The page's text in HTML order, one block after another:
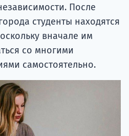
После
студенты находятся
вначале им
со многими
самостоятельно.